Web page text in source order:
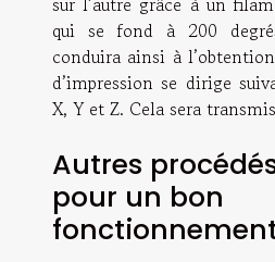
qui se fond à 200
conduira ainsi à
d’impression se dirige
X, Y et Z. Cela sera
Autres
pour un bon